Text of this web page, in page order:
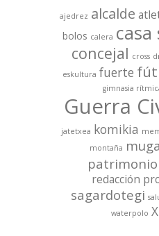
rajedrez alcalde
bolos calera casa
concejal cross
eskultura fuerte
gimnasia
Guerra
jatetxea komikia
montaña
patrimonio
redacción
sagardotegi
waterpolo